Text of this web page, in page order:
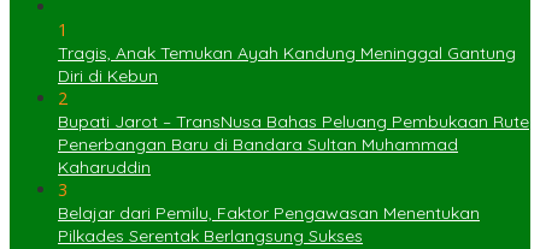
1
Tragis, Anak Temukan Ayah Kandung Meninggal Gantung
Diri di Kebun
2
Bupati Jarot – TransNusa Bahas Peluang Pembukaan Rute
Penerbangan Baru di Bandara Sultan Muhammad
Kaharuddin
3
Belajar dari Pemilu, Faktor Pengawasan Menentukan
Pilkades Serentak Berlangsung Sukses